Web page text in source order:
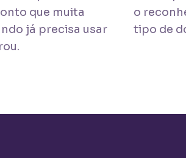
que muita
já precisa usar
o
tipo de